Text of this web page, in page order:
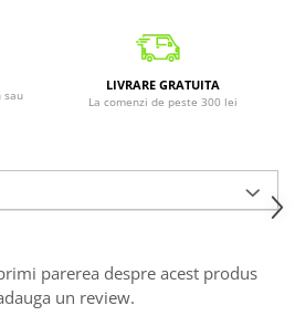
sau
LIVRARE GRATUITA
La comenzi de peste 300 lei
parerea despre acest produs
un review.